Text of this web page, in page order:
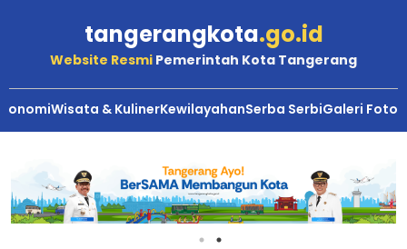
tangerangkota.go.id
Website Resmi Pemerintah Kota Tangerang
Wisata & KulinerKewilayahanSerba SerbiGaleri Foto